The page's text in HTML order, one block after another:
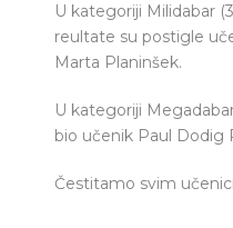
U kategoriji Milidabar
reultate su postigle
Marta Planinšek.
U kategoriji
bio učenik Paul Dodig
Čestitamo svim